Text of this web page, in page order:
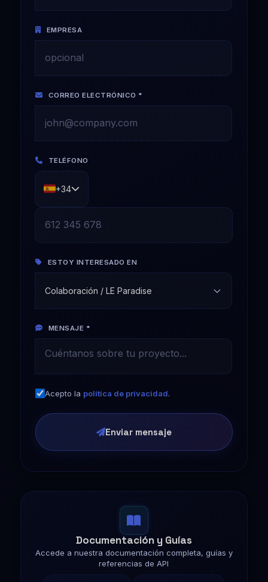
EMPRESA
CORREO ELECTRÓNICO *
TELÉFONO
+34
ESTOY INTERESADO EN
MENSAJE *
Acepto la política de privacidad.
Enviar mensaje
Documentación y Guías
Accede a nuestra documentación completa, guías y
referencias de API